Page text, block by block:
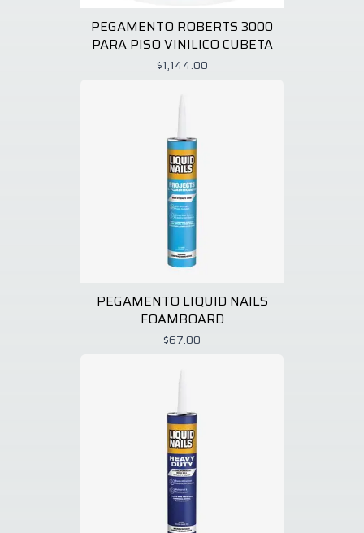
PEGAMENTO ROBERTS 3000
PARA PISO VINILICO CUBETA
$1,144.00
PEGAMENTO LIQUID NAILS
FOAMBOARD
$67.00